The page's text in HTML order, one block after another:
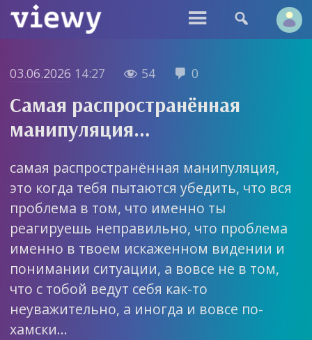
 
03.06.2026 14:27  54  0
Самая распространённая
манипуляция…
самая распространённая манипуляция,
это когда тебя пытаются убедить, что вся
проблема в том, что именно ты
реагируешь неправильно, что проблема
именно в твоем искаженном видении и
понимании ситуации, а вовсе не в том,
что с тобой ведут себя как-то
неуважительно, а иногда и вовсе по-
хамски…